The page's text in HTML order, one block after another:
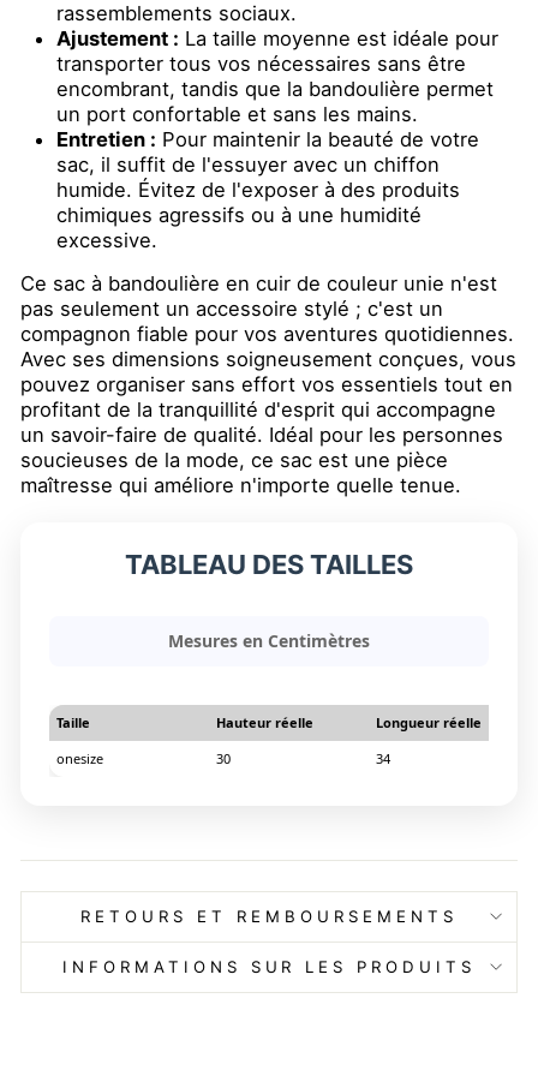
rassemblements sociaux.
Ajustement : La taille moyenne est idéale pour
transporter tous vos nécessaires sans être
encombrant, tandis que la bandoulière permet
un port confortable et sans les mains.
Entretien : Pour maintenir la beauté de votre
sac, il suffit de l'essuyer avec un chiffon
humide. Évitez de l'exposer à des produits
chimiques agressifs ou à une humidité
excessive.
Ce sac à bandoulière en cuir de couleur unie n'est
pas seulement un accessoire stylé ; c'est un
compagnon fiable pour vos aventures quotidiennes.
Avec ses dimensions soigneusement conçues, vous
pouvez organiser sans effort vos essentiels tout en
profitant de la tranquillité d'esprit qui accompagne
un savoir-faire de qualité. Idéal pour les personnes
soucieuses de la mode, ce sac est une pièce
maîtresse qui améliore n'importe quelle tenue.
TABLEAU DES TAILLES
Mesures en Centimètres
Taille Hauteur réelle
Longueur réelle
onesize
30 34
RETOURS ET REMBOURSEMENTS
INFORMATIONS SUR LES PRODUITS